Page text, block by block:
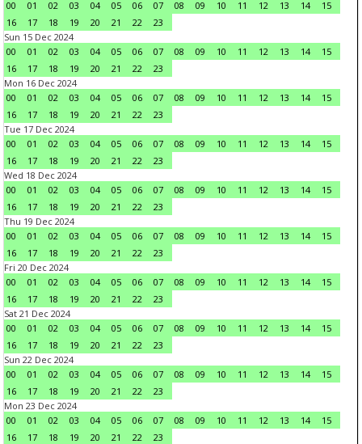
00
01 02 03 04 05 06 07 08 09 10 11 12 13 14
15
16
17 18 19 20 21 22
23
Sun 15 Dec 2024
00
01 02 03 04 05 06 07 08 09 10 11 12 13 14
15
16
17 18 19 20 21 22
23
Mon 16 Dec 2024
00
01 02 03 04 05 06 07 08 09 10 11 12 13 14
15
16
17 18 19 20 21 22
23
Tue 17 Dec 2024
00
01 02 03 04 05 06 07 08 09 10 11 12 13 14
15
16
17 18 19 20 21 22
23
Wed 18 Dec 2024
00
01 02 03 04 05 06 07 08 09 10 11 12 13 14
15
16
17 18 19 20 21 22
23
Thu 19 Dec 2024
00
01 02 03 04 05 06 07 08 09 10 11 12 13 14
15
16
17 18 19 20 21 22
23
Fri 20 Dec 2024
00
01 02 03 04 05 06 07 08 09 10 11 12 13 14
15
16
17 18 19 20 21 22
23
Sat 21 Dec 2024
00
01 02 03 04 05 06 07 08 09 10 11 12 13 14
15
16
17 18 19 20 21 22
23
Sun 22 Dec 2024
00
01 02 03 04 05 06 07 08 09 10 11 12 13 14
15
16
17 18 19 20 21 22
23
Mon 23 Dec 2024
00
01 02 03 04 05 06 07 08 09 10 11 12 13 14
15
16
17 18 19 20 21 22 23